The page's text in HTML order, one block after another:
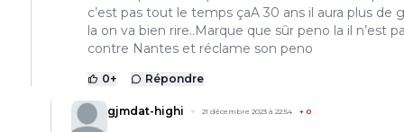
c’est pas tout le temps çaA 30 ans il aura plus de
la on va bien rire..Marque que sûr peno la il n’est
contre Nantes et réclame son peno
0+ Répondre
gjmdat-highi 21 décembre 2023 à 22:54 + 0